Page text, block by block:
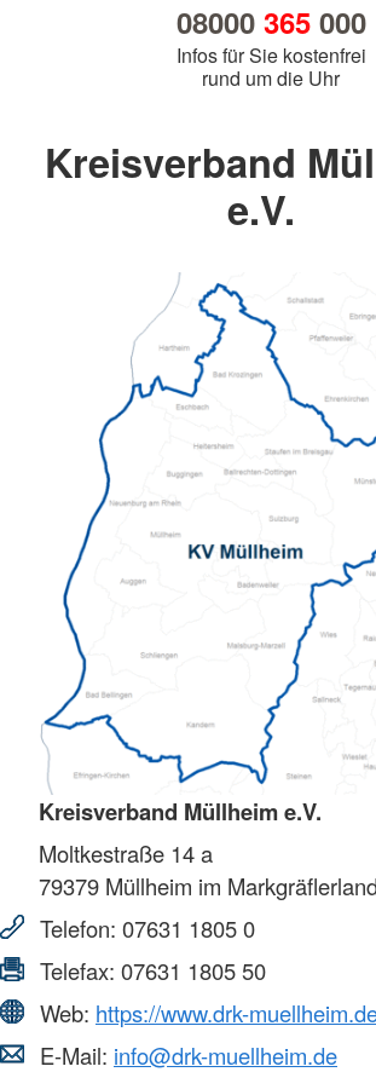
08000 365000
Infos für Sie kostenfrei
rund um die Uhr
Kreisverband
e.V.
Kreisverband Müllheim e.V.
Moltkestraße 14 a
79379 Müllheim im Markgräflerland
Telefon: 07631 1805 0
Telefax: 07631 1805 50
Web: https://www.drk-
E-Mail: info@drk-muellheim.de